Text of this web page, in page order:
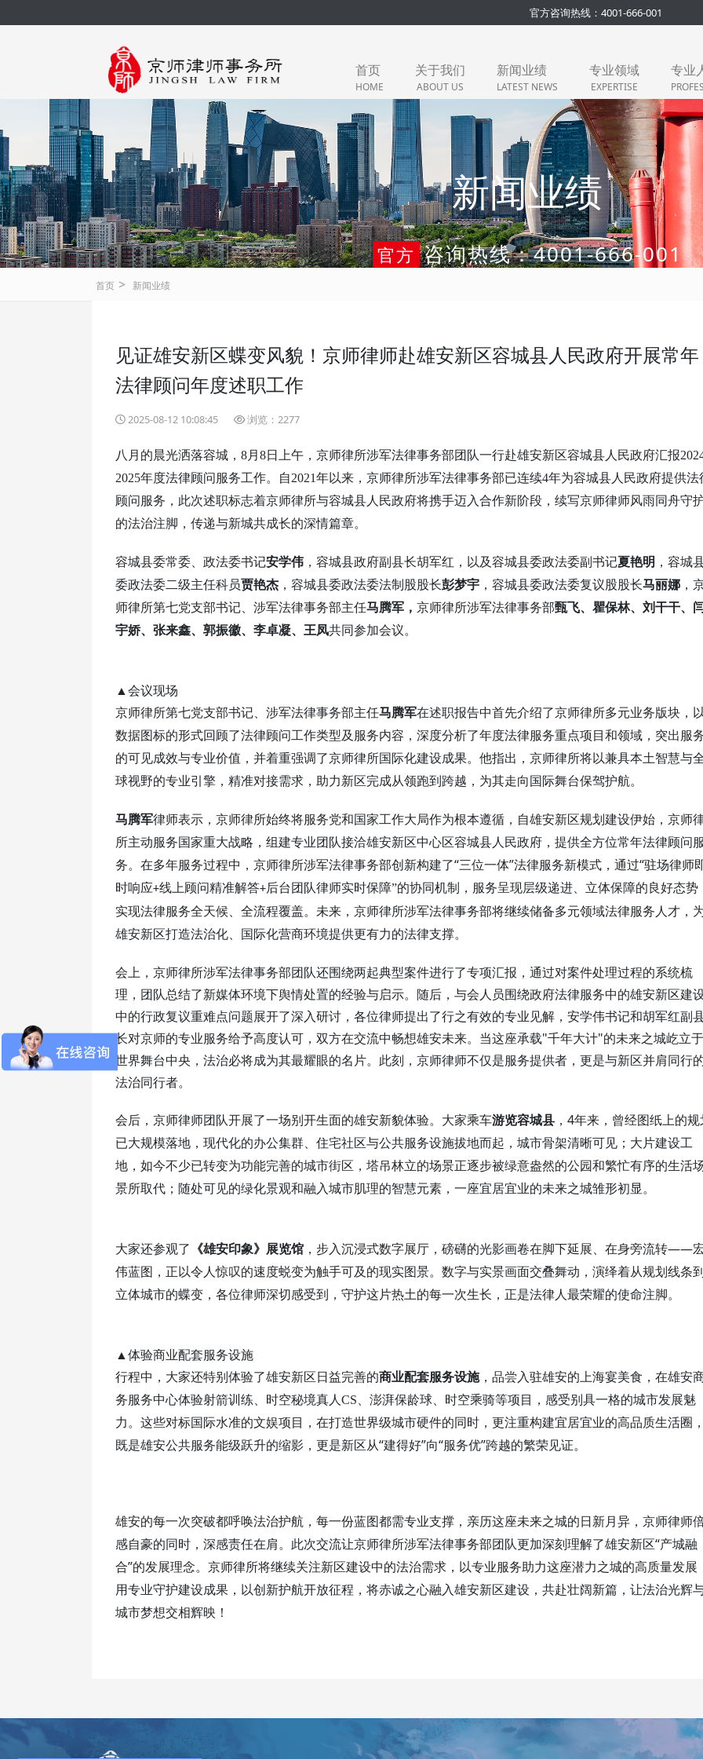
官方咨询热线：4001-666-001
首页
HOME
关于我们
ABOUT US
新闻业绩
LATEST NEWS
专业领域
EXPERTISE
专业
新闻业绩
官方 咨询热线：4001-666-001
首页 > 新闻业绩
见证雄安新区蝶变风貌！京师律师赴雄安新区容城县人民政府开展常年
法律顾问年度述职工作
2025-08-12 10:08:45 浏览：2277
八月的晨光洒落容城，8月8日上午，京师律所涉军法律事务部团队一行赴雄安新区容城县人民政府汇报
2025年度法律顾问服务工作。自2021年以来，京师律所涉军法律事务部已连续4年为容城县人民政府提供法
顾问服务，此次述职标志着京师律所与容城县人民政府将携手迈入合作新阶段，续写京师律师风雨同舟守
的法治注脚，传递与新城共成长的深情篇章。
容城县委常委、政法委书记安学伟 ，容城县政府副县长胡军红， 以及容城县委政法委副书记夏艳明 ，容城
委政法委二级主任科员贾艳杰 ，容城县委政法委法制股股长彭梦宇 ，容城县委政法委复议股股长马丽娜 ，
师律所第七党支部书记、涉军法律事务部主任马腾军， 京师律所涉军法律事务部甄飞、瞿保林、刘干干、闫
宇娇、张来鑫、郭振徽、李卓凝、王凤共同参加会议。
▲会议现场
京师律所第七党支部书记、涉军法律事务部主任马腾军在述职报告中首先介绍了京师律所多元业务版块 ，以
数据图标的形式回顾了法律顾问工作类型及服务内容，深度分析了年度法律服务重点项目和领域，突出服
的可见成效与专业价值，并着重强调了京师律所国际化建设成果。他指出，京师律所将以兼具本土智慧与
球视野的专业引擎，精准对接需求，助力新区完成从领跑到跨越，为其走向国际舞台保驾护航。
马腾军律师表示，京师律所始终将服务党和国家工作大局作为根本遵循，自雄安新区规划建设伊始，京师
所主动服务国家重大战略，组建专业团队接洽雄安新区中心区容城县人民政府，提供全方位常年法律顾问服
务。在多年服务过程中，京师律所涉军法律事务部创新构建了“三位一体”法律服务新模式，通过“驻场律师
时响应+线上顾问精准解答+后台团队律师实时保障”的协同机制，服务呈现层级递进、立体保障的良好态势
实现法律服务全天候、全流程覆盖。未来，京师律所涉军法律事务部将继续储备多元领域法律服务人才，
雄安新区打造法治化、国际化营商环境提供更有力的法律支撑。
会上，京师律所涉军法律事务部团队还围绕两起典型案件进行了专项汇报，通过对案件处理过程的系统梳
理，团队总结了新媒体环境下舆情处置的经验与启示。随后，与会人员围绕政府法律服务中的雄安新区建
中的行政复议重难点问题展开了深入研讨，各位律师提出了行之有效的专业见解，安学伟书记和胡军红副
长对京师的专业服务给予高度认可，双方在交流中畅想雄安未来。当这座承载"千年大计"的未来之城屹立于
世界舞台中央，法治必将成为其最耀眼的名片。此刻，京师律师不仅是服务提供者，更是与新区并肩同行
法治同行者。
会后，京师律师团队开展了一场别开生面的雄安新貌体验。 大家乘车游览容城县 ， 4年来，曾经图纸上的规
已大规模落地，现代化的办公集群、住宅社区与公共服务设施拔地而起，城市骨架清晰可见；大片建设工
地，如今不少已转变为功能完善的城市街区 ，塔吊林立的场景正逐步被绿意盎然的公园和繁忙有序的生活
景所取代 ；随处可见的绿化景观和融入城市肌理的智慧元素，一座宜居宜业的未来之城雏形初显 。
大家还参观了 《雄安印象》展览馆 ，步入沉浸式数字展厅，磅礴的光影画卷在脚下延展、 在身旁流转——
伟蓝图，正以令人惊叹的速度蜕变为触手可及的现实图景。数字与实景画面交叠舞动，演绎着从规划线条到
立体城市的蝶变，各位律师深切感受到，守护这片热土的每一次生长，正是法律人最荣耀的使命注脚。
▲体验商业配套服务设施
行程中， 大家还特别体验了雄安新区日益完善的商业配套服务设施，品尝入驻雄安的上海宴美食 ， 在雄安
务服务中心体验射箭训练、 时空秘境真人CS 、澎湃保龄球、时空乘骑等项目 ， 感受别具一格的城市发展魅
力。这些对标国际水准的文娱项目，在打造世界级城市硬件的同时，更注重构建宜居宜业的高品质生活圈，
既是雄安公共服务能级跃升的缩影，更是新区从“建得好”向“服务优”跨越的繁荣见证。
雄安的每一次突破都呼唤法治护航，每一份蓝图都需专业支撑，亲历这座未来之城的日新月异，京师律师
感自豪的同时，深感责任在肩。 此次交流让京师律所涉军法律事务部团队更加深刻理解了雄安新区“产城融
合”的发展理念。京师律所将继续关注新区建设中的法治需求，以专业服务助力这座潜力之城的高质量发展
用专业守护建设成果，以创新护航开放征程，将赤诚之心融入雄安新区建设，共赴壮阔新篇，让法治光辉
城市梦想交相辉映！